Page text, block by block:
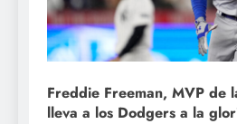
Freddie Freeman, MVP de
lleva a los Dodgers a la